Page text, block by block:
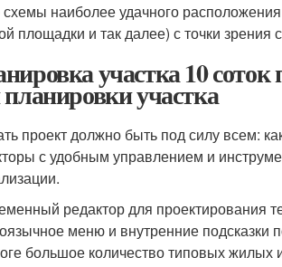
схемы наиболее удачного
площадки и так далее) с точки зрения
участка 10
участка
проект должно быть под силу всем:
с удобным управлением и
редактор для проектирования
меню и внутренние подсказки
большое количество типовых